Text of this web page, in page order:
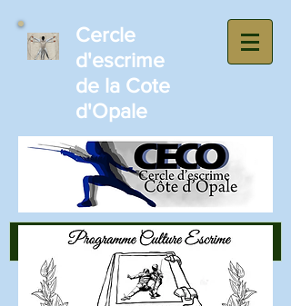
​Cercle
d'escrime
de la Cote
d'Opale